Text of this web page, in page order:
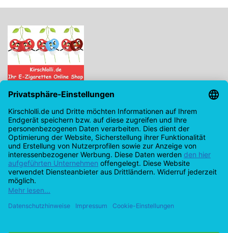
Kirschlolli.de - Ihr E-Zigaretten Online Shop
Kirchplatz 7, 96114 Hirschaid
0171 - 6124207
info@kirschlolli.de
USt-IdNr.: DE321609131
Kundendienst